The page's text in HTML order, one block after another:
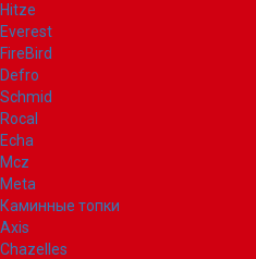
Hitze
Everest
FireBird
Defro
Schmid
Rocal
Echa
Mcz
Meta
Каминные топки
Axis
Chazelles